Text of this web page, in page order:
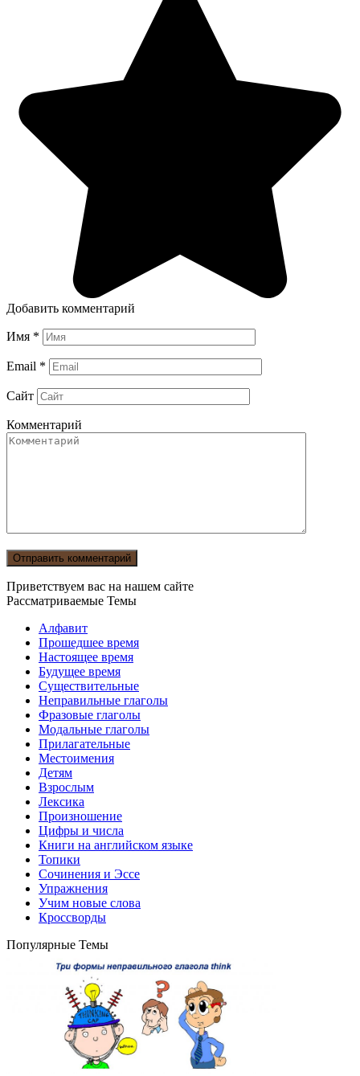
Добавить комментарий
Имя *
Email *
Сайт
Комментарий
Приветствуем вас на нашем сайте
Рассматриваемые Темы
Алфавит
Прошедшее время
Настоящее время
Будущее время
Существительные
Неправильные глаголы
Фразовые глаголы
Модальные глаголы
Прилагательные
Местоимения
Детям
Взрослым
Лексика
Произношение
Цифры и числа
Книги на английском языке
Топики
Сочинения и Эссе
Упражнения
Учим новые слова
Кроссворды
Популярные Темы